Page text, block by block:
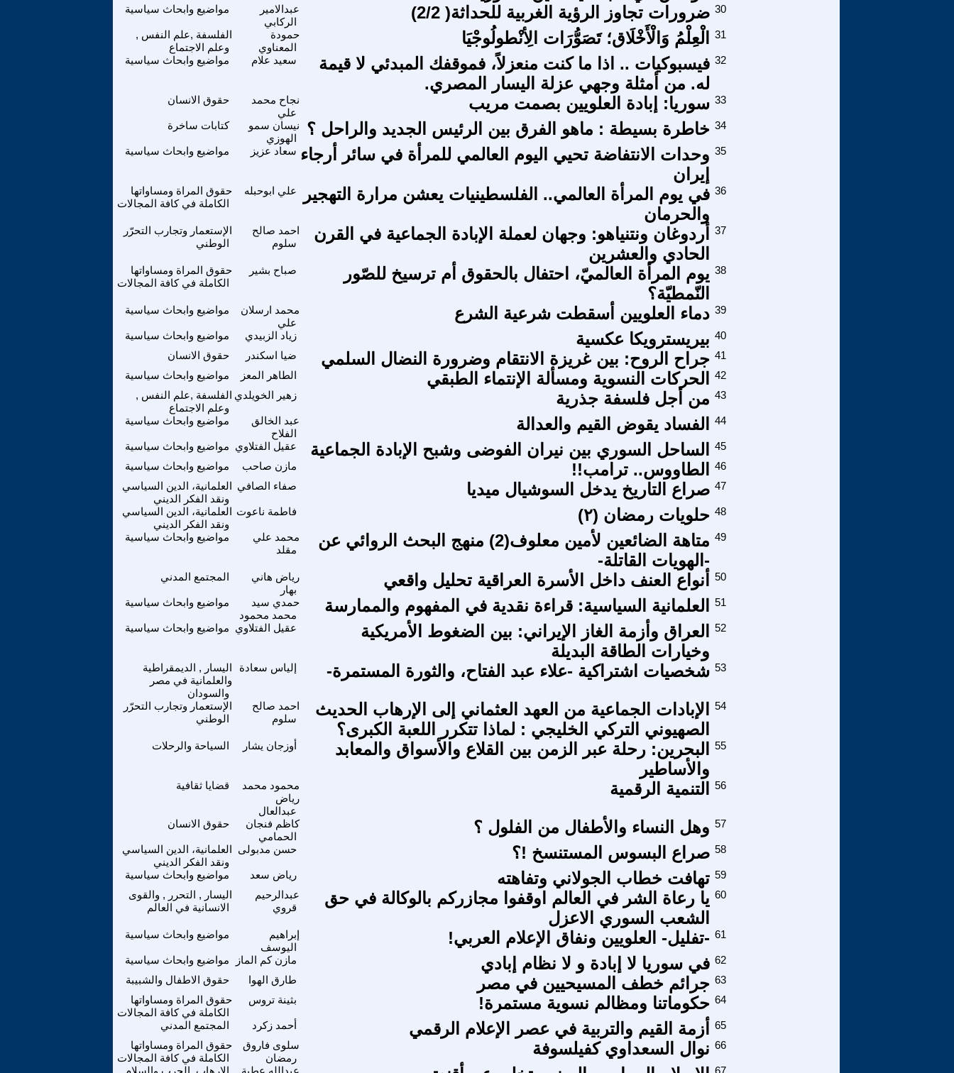
مواضيع وابحاث سياسية
عبدالامير
الركابي
ضرورات تجاوز الرؤية الغربية للحداثة( 2/2) 30
الفلسفة ,علم النفس ,
وعلم الاجتماع
حمودة
المعناوي
الْعِلْمُ وَالْأَخْلَاق؛ تَصَوُّرَات الِأنْطولُوجْيَا 31
مواضيع وابحاث سياسية سعيد علام
فيسبوكيات .. اذا ما كنت منعزلاً، فموقفك المبدئي لا قيمة
له. من أمثلة وجهي عزلة اليسار المصري.
32
حقوق الانسان
نجاح محمد
علي
سوريا: إبادة العلويين بصمت مريب 33
كتابات ساخرة
نيسان سمو
الهوزي
خاطرة بسيطة : ماهو الفرق بين الرئيس الجديد والراحل ؟ 34
مواضيع وابحاث سياسية سعاد عزيز وحدات الانتفاضة تحيي اليوم العالمي للمرأة في سائر أرجاء
إيران
35
حقوق المراة ومساواتها
الكاملة في كافة المجالات
علي ابوحبله
في يوم المرأة العالمي.. الفلسطينيات يعشن مرارة التهجير
والحرمان
36
الإستعمار وتجارب التحرّر
الوطني
احمد صالح
سلوم
أردوغان ونتنياهو: وجهان لعملة الإبادة الجماعية في القرن
الحادي والعشرين
37
حقوق المراة ومساواتها
الكاملة في كافة المجالات
صباح بشير
يوم المرأة العالميّ، احتفال بالحقوق أم ترسيخ للصّور
النّمطيّة؟
38
مواضيع وابحاث سياسية
محمد ارسلان
علي
دماء العلويين أسقطت شرعية الشرع 39
مواضيع وابحاث سياسية زياد الزبيدي بيريسترويكا عكسية 40
حقوق الانسان
ضيا اسكندر جراح الروح: بين غريزة الانتقام وضرورة النضال السلمي 41
مواضيع وابحاث سياسية
الطاهر المعز الحركات النسوية ومسألة الإنتماء الطبقي
42
الفلسفة ,علم النفس ,
وعلم الاجتماع
زهير الخويلدي من أجل فلسفة جذرية 43
مواضيع وابحاث سياسية
عبد الخالق
الفلاح
الفساد يقوض القيم والعدالة 44
مواضيع وابحاث سياسية عقيل الفتلاوي الساحل السوري بين نيران الفوضى وشبح الإبادة الجماعية
45
مواضيع وابحاث سياسية
مازن صاحب الطاووس.. ترامب!!
46
العلمانية، الدين السياسي
ونقد الفكر الديني
صفاء الصافي صراع التاريخ يدخل السوشيال ميديا 47
العلمانية، الدين السياسي
ونقد الفكر الديني
فاطمة ناعوت حلويات رمضان (٢) 48
مواضيع وابحاث سياسية
محمد علي
مقلد
متاهة الضائعين لأمين معلوف(2) منهج البحث الروائي عن
-الهويات القاتلة-
49
المجتمع المدني
رياض هاني
بهار
أنواع العنف داخل الأسرة العراقية تحليل واقعي 50
مواضيع وابحاث سياسية
حمدي سيد
محمد محمود
العلمانية السياسية: قراءة نقدية في المفهوم والممارسة 51
مواضيع وابحاث سياسية عقيل الفتلاوي
العراق وأزمة الغاز الإيراني: بين الضغوط الأمريكية
وخيارات الطاقة البديلة
52
اليسار , الديمقراطية
والعلمانية في مصر
والسودان
إلياس سعادة شخصيات اشتراكية -علاء عبد الفتاح، والثورة المستمرة- 53
الإستعمار وتجارب التحرّر
الوطني
احمد صالح
سلوم
الإبادات الجماعية من العهد العثماني إلى الإرهاب الحديث
الصهيوني التركي الخليجي : لماذا تتكرر اللعبة الكبرى؟
54
السياحة والرحلات أوزجان يشار
البحرين: رحلة عبر الزمن بين القلاع والأسواق والمعابد
والأساطير
55
قضايا ثقافية
محمود محمد
رياض
عبدالعال
التنمية الرقمية 56
حقوق الانسان
كاظم فنجان
الحمامي
وهل النساء والأطفال من الفلول ؟ 57
العلمانية، الدين السياسي
ونقد الفكر الديني
حسن مدبولى صراع البسوس المستنسخ !؟ 58
مواضيع وابحاث سياسية رياض سعد تهافت خطاب الجولاني وتفاهته 59
اليسار , التحرر , والقوى
الانسانية في العالم
عبدالرحيم
قروي
يا رعاة الشر في العالم اوقفوا مجازركم بالوكالة في حق
الشعب السوري الاعزل
60
مواضيع وابحاث سياسية
إبراهيم
اليوسف
-تفليل- العلويين ونفاق الإعلام العربي! 61
مواضيع وابحاث سياسية مازن كم الماز في سوريا لا إبادة و لا نظام إبادي 62
حقوق الاطفال والشبيبة
طارق الهوا جرائم خطف المسيحيين في مصر 63
حقوق المراة ومساواتها
الكاملة في كافة المجالات
بثينة تروس حكوماتنا ومظالم نسوية مستمرة! 64
المجتمع المدني أحمد زكرد أزمة القيم والتربية في عصر الإعلام الرقمي
65
حقوق المراة ومساواتها
الكاملة في كافة المجالات
سلوى فاروق
رمضان
نوال السعداوي كفيلسوفة 66
الارهاب, الحرب والسلام عبدالله عطية 67